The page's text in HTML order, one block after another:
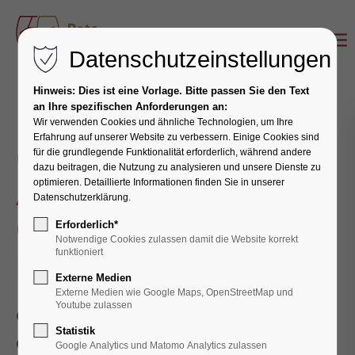
Ganz einfach
Aus Obst wird
Genuss: Wein selber
machen
Ob Apfel, Beere oder Traube: In jedem
Obst steckt das Potenzial für einen
Datenschutzeinstellungen
Hinweis: Dies ist eine Vorlage. Bitte passen Sie den Text
an Ihre spezifischen Anforderungen an:
Wir verwenden Cookies und ähnliche Technologien, um Ihre
Erfahrung auf unserer Website zu verbessern. Einige Cookies sind
für die grundlegende Funktionalität erforderlich, während andere
dazu beitragen, die Nutzung zu analysieren und unsere Dienste zu
optimieren. Detaillierte Informationen finden Sie in unserer
Datenschutzerklärung.
Erforderlich*
Notwendige Cookies zulassen damit die Website korrekt
funktioniert
Externe Medien
Externe Medien wie Google Maps, OpenStreetMap und
Youtube zulassen
Statistik
Google Analytics und Matomo Analytics zulassen